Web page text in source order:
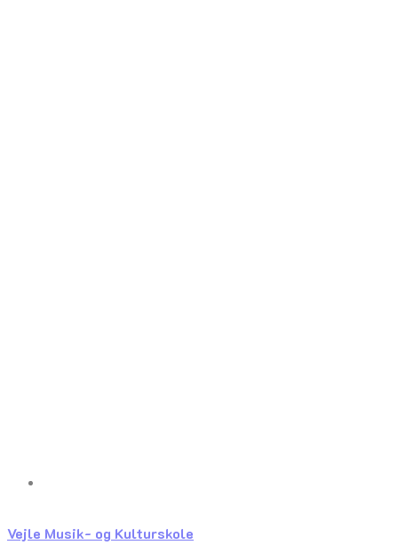
Vejle Musik- og Kulturskole